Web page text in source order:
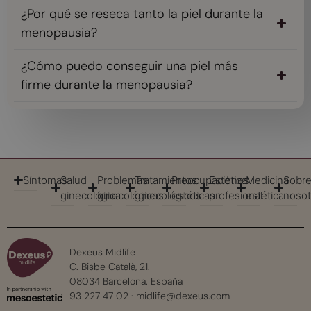
¿Por qué se reseca tanto la piel durante la
menopausia?
¿Cómo puedo conseguir una piel más
firme durante la menopausia?
SíntomasSalud
ginecológica
Problemas
ginecológicos
Tratamientos
ginecológicos
Preocupaciones
estéticas
Estética
profesional
Medicina
estética
Sobre
Dexeus Midlife
C. Bisbe Català, 21.
08034 Barcelona. España
93 227 47 02 · midlife@dexeus.com